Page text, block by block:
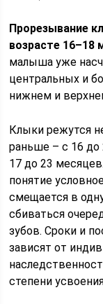
Прорезывание
возрасте 16–18
малыша уже
центральных и
нижнем и
Клыки режутся
раньше – с 16 до
17 до 23
понятие
смещается в
сбиваться
зубов. Сроки и
зависят от
степени